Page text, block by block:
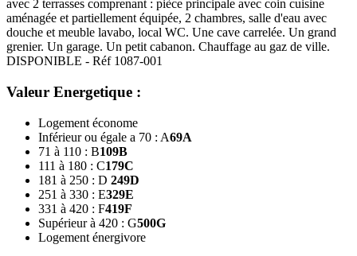
avec 2 terrasses comprenant : pièce principale avec coin cuisine
aménagée et partiellement équipée, 2 chambres, salle d'eau avec
douche et meuble lavabo, local WC. Une cave carrelée. Un grand
grenier. Un garage. Un petit cabanon. Chauffage au gaz de ville.
DISPONIBLE - Réf 1087-001
Valeur Energetique :
Logement économe
Inférieur ou égale a 70 : A69A
71 à 110 : B109B
111 à 180 : C179C
181 à 250 : D 249D
251 à 330 : E329E
331 à 420 : F419F
Supérieur à 420 : G500G
Logement énergivore